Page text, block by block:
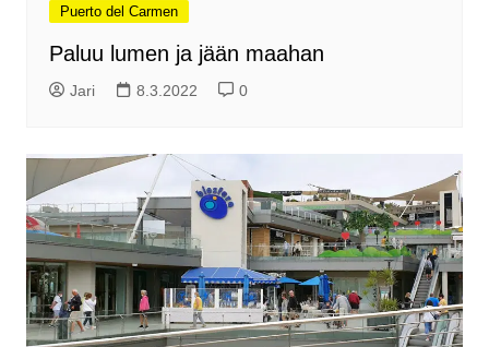
Puerto del Carmen
Paluu lumen ja jään maahan
Jari 8.3.2022 0